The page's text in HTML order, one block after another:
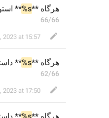
هرگاه **%s
**
66/66
2023 at 15:57
هرگاه **%s
**
62/66
2023 at 17:50